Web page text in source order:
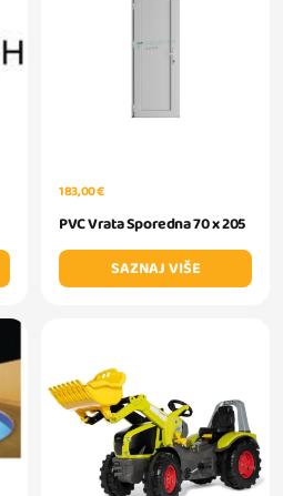
183,00 €
PVC Vrata Sporedna 70 x 205
SAZNAJ VIŠE